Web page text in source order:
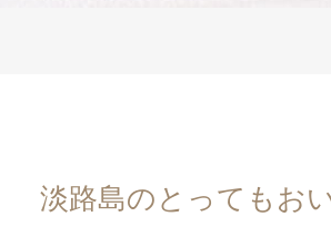
淡路島のとってもお